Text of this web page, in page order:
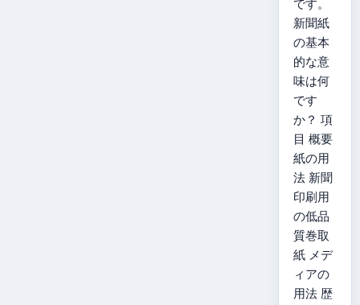
です。
新聞紙
の基本
的な意
味は何
です
か？ 項
目 概要
紙の用
法 新聞
印刷用
の低品
質巻取
紙 メデ
ィアの
用法 歴